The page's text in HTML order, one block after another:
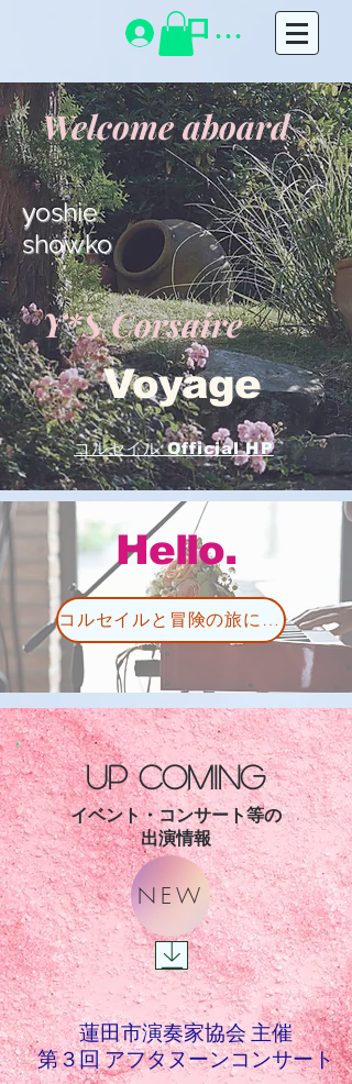
ログイン
Welcome aboard
​yoshie
showko
Y*S Corsaire
Voyage
コルセイル Official HP
Hello.
コルセイルと冒険の旅にでよう！
up coming
イベント・コンサート等の
出演情報
NEW
蓮田市演奏家協会​ 主催
第３回 アフタヌーンコンサート